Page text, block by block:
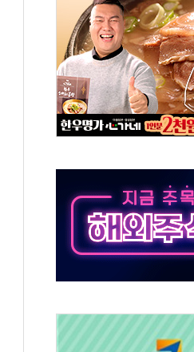
후퇴
광주↑ VS 트레이드데스크·웬디스↓
지 찾겠다"
화 전환점"
확대·속도전 총력"